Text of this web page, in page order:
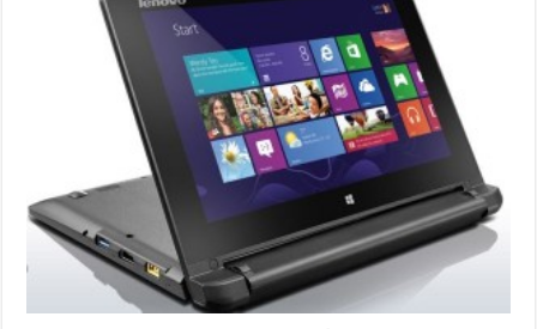
تدعم
حضور
أجهزة
مغلقة